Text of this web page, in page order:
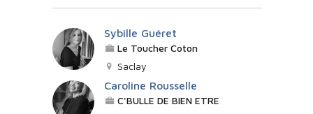
Sybille Guéret
Le Toucher Coton
Saclay
Caroline Rousselle
C'BULLE DE BIEN ETRE